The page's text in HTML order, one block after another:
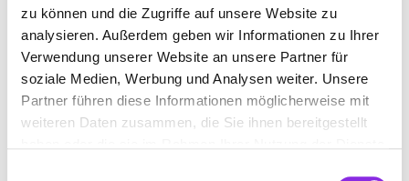
zu können und die Zugriffe auf unsere Website zu
analysieren. Außerdem geben wir Informationen zu Ihrer
Verwendung unserer Website an unsere Partner für
soziale Medien, Werbung und Analysen weiter. Unsere
Partner führen diese Informationen möglicherweise mit
weiteren Daten zusammen, die Sie ihnen bereitgestellt
Sport & Freizeit
DIE BESTEN GRILLPLÄTZE & GRILL…
Lust auf BBQ? 🍖 Hier findest du die besten Grillplätze & Hütten in